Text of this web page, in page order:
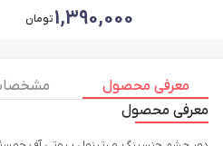
1,390,000تومان
معرفی محصول
معرفی محصول